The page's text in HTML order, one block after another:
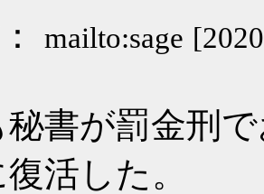
mailto:sage
秘書が罰金刑
活した。